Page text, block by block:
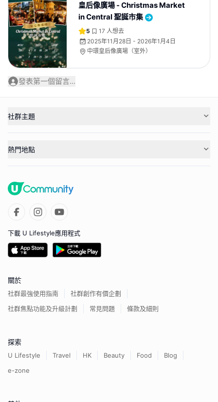
皇后像廣場 - Christmas Market
in Central 聖誕市集
5 17 人想去
2025年11月28日 - 2026年1月4日
中環皇后像廣場（室外）
發表第一個留言...
社群主題
熱門地點
下載 U Lifestyle應用程式
關於
社群最強使用指南
社群創作有價企劃
社群焦點功能及升級計劃
常見問題 條款及細則
探索
U Lifestyle Travel HK Beauty Food
Blog
e-zone